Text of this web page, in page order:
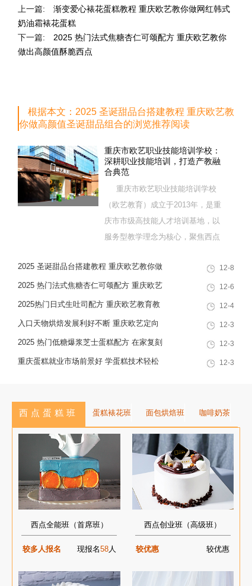
上一篇:
渐变爱心裱花蛋糕教程 重庆欧艺教你做网红韩式
奶油霜裱花蛋糕
下一篇:
2025 热门法式焦糖杏仁可颂配方 重庆欧艺教你
做出高颜值酥脆西点
根据本文：2025 圣诞甜品台搭建教程 重庆欧艺教
你做高颜值圣诞甜品组合的浏览推荐阅读
重庆市欧艺职业技能培训学校：
深耕职业技能培训，打造产教融
合典范
重庆市欧艺职业技能培训学校
（欧艺教育）成立于2013年，是重
庆市市级高技能人才培训基地，以
服务型教学理念为核心，聚焦西点
十余载，致力于培养兼具社会责任
感与创新思维的复合型行业高技能
人才，是集技能培训、证书认定、
2025 圣诞甜品台搭建教程 重庆欧艺教你做
高颜值圣诞甜品组合
12-8
2025 热门法式焦糖杏仁可颂配方 重庆欧艺
教你做出高颜值酥脆西点
12-6
2025热门日式生吐司配方 重庆欧艺教育教
你在家做出软韧拉丝面包
12-4
入口天物烘焙发展利好不断 重庆欧艺定向
培养专业人才赋能行业
12-3
2025 热门低糖爆浆芝士蛋糕配方 在家复刻
网红甜品教程
12-3
重庆蛋糕就业市场前景好 学蛋糕技术轻松
12-3
西点蛋糕班 蛋糕裱花班 面包烘焙班 咖啡奶茶
西点全能班（首席班）
较多人报名 现报名58人
西点创业班（高级班）
较优惠 较优惠